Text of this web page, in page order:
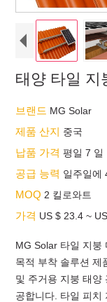
태양 타일 지
브랜드 MG Solar
제품 산지 중국
납품 가격평일 7 일
공급 능력 일주일에
MOQ 2 킬로와트
가격 US $ 23.4 ~
MG Solar 타일 지붕
목적 부착 솔루션 제
및 주거용 지붕 태양
공합니다. 타일 ​​피치